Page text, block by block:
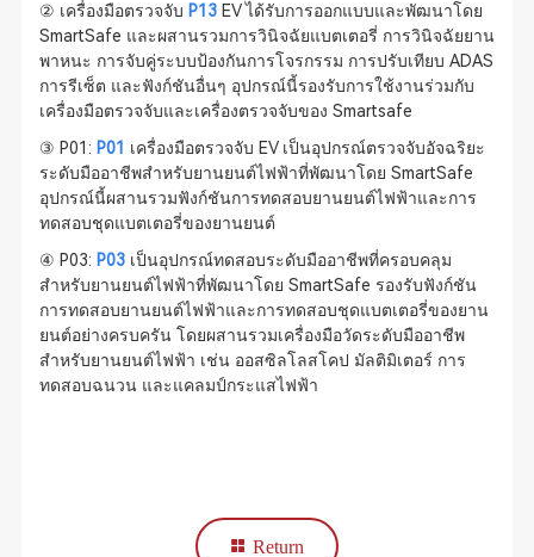
② เครื่องมือตรวจจับ P13EV ได้รับการออกแบบและพัฒนาโดย
SmartSafe และผสานรวมการวินิจฉัยแบตเตอรี่ การวินิจฉัยยาน
พาหนะ การจับคู่ระบบป้องกันการโจรกรรม การปรับเทียบ ADAS
การรีเซ็ต และฟังก์ชันอื่นๆ อุปกรณ์นี้รองรับการใช้งานร่วมกับ
เครื่องมือตรวจจับและเครื่องตรวจจับของ Smartsafe
③ P01: P01 เครื่องมือตรวจจับ EV เป็นอุปกรณ์ตรวจจับอัจฉริยะ
ระดับมืออาชีพสำหรับยานยนต์ไฟฟ้าที่พัฒนาโดย SmartSafe
อุปกรณ์นี้ผสานรวมฟังก์ชันการทดสอบยานยนต์ไฟฟ้าและการ
ทดสอบชุดแบตเตอรี่ของยานยนต์
④ P03: P03เป็นอุปกรณ์ทดสอบระดับมืออาชีพที่ครอบคลุม
สำหรับยานยนต์ไฟฟ้าที่พัฒนาโดย SmartSafe รองรับฟังก์ชัน
การทดสอบยานยนต์ไฟฟ้าและการทดสอบชุดแบตเตอรี่ของยาน
ยนต์อย่างครบครัน โดยผสานรวมเครื่องมือวัดระดับมืออาชีพ
สำหรับยานยนต์ไฟฟ้า เช่น ออสซิลโลสโคป มัลติมิเตอร์ การ
ทดสอบฉนวน และแคลมป์กระแสไฟฟ้า
Return